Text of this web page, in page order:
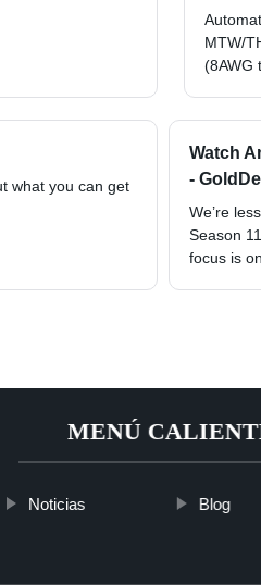
MTW/
(8AWG
what you can get
Watch
-
We’re
Season
focus is on
MENÚ
Noticias Blog